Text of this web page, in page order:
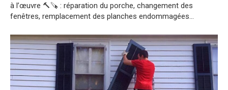
à l’œuvre 🔨🪚 : réparation du porche, changement des
fenêtres, remplacement des planches endommagées…